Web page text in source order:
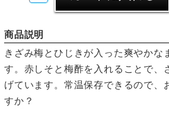
商品説明
きざみ梅とひじきが入った爽やかな
す。赤しそと梅酢を入れることで、
げています。常温保存できるので、
すか？